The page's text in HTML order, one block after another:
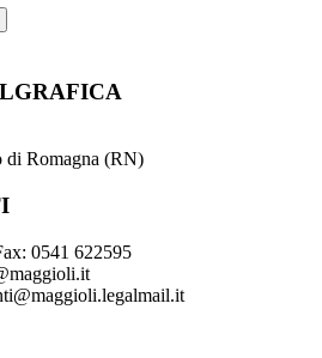
di Romagna (RN)
0541 622595